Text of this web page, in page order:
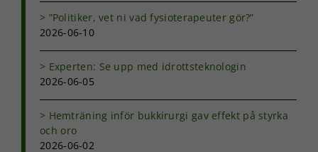
”Politiker, vet ni vad fysioterapeuter gör?”
2026-06-10
Experten: Se upp med idrottsteknologin
2026-06-05
Hemträning inför bukkirurgi gav effekt på styrka
och oro
2026-06-02